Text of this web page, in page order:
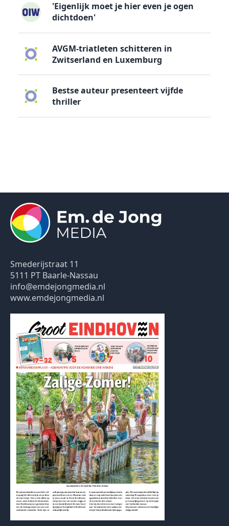
'Eigenlijk moet je hier even je ogen
dichtdoen'
AVGM-triatleten schitteren in
Zwitserland en Luxemburg
Bestse auteur presenteert vijfde
thriller
Smederijstraat 11
5111 PT Baarle-Nassau
info@emdejongmedia.nl
www.emdejongmedia.nl